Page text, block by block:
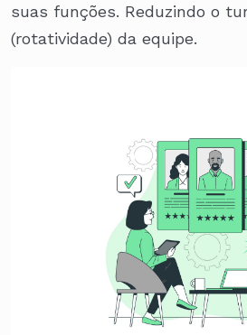
suas funções. Reduzindo o
(rotatividade) da equipe.